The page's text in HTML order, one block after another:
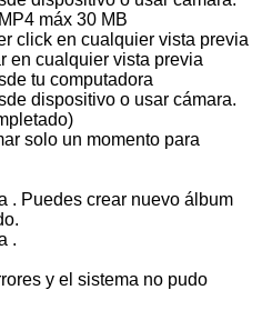
máx 30 MB
click en cualquier vista previa
en cualquier vista previa
tu computadora
dispositivo o usar cámara.
solo un momento para
. Puedes crear nuevo álbum
.
y el sistema no pudo